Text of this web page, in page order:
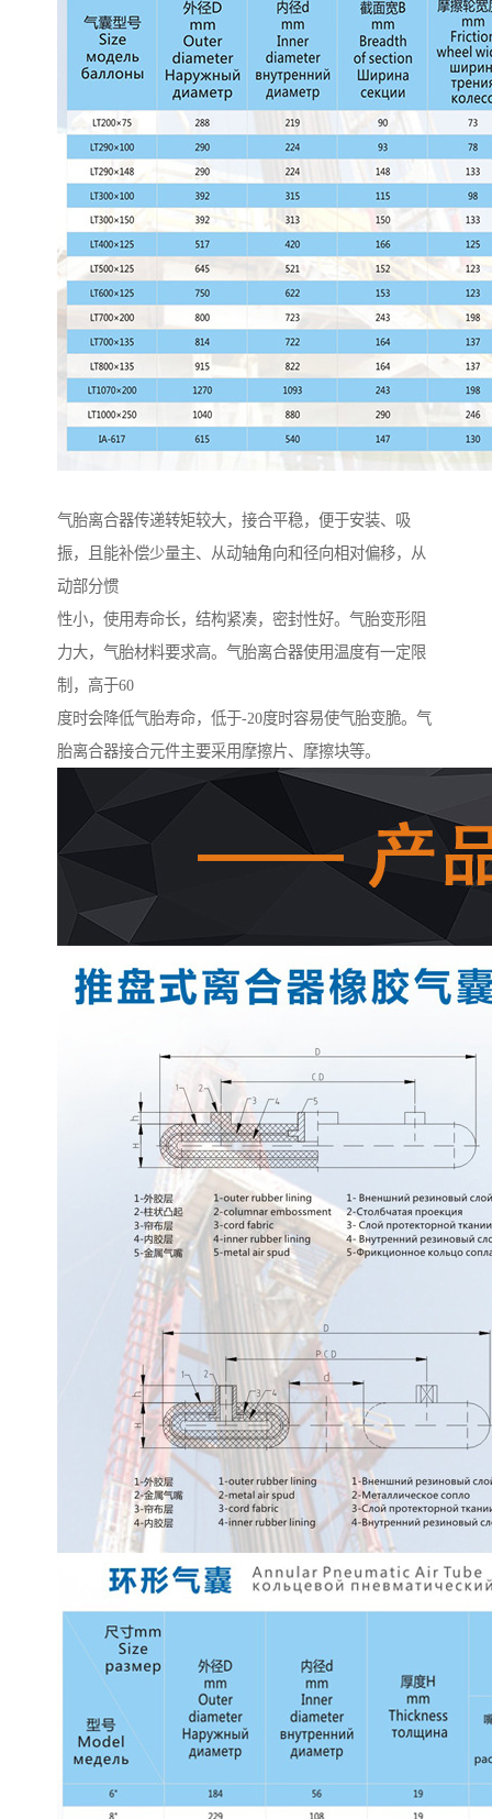
气胎离合器传递转矩较大，接合平稳，便于安装、吸
振，且能补偿少量主、从动轴角向和径向相对偏移，从
动部分惯
性小，使用寿命长，结构紧凑，密封性好。气胎变形阻
力大，气胎材料要求高。气胎离合器使用温度有一定限
制，高于60
度时会降低气胎寿命，低于-20度时容易使气胎变脆。气
胎离合器接合元件主要采用摩擦片、摩擦块等。